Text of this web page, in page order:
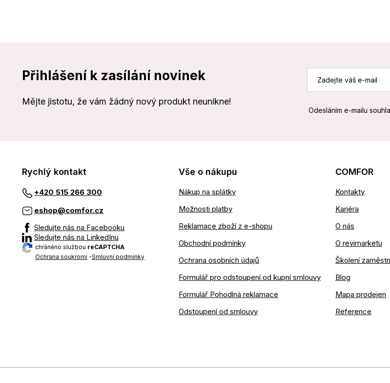
Přihlášení k zasílání novinek
Mějte jistotu, že vám žádný nový produkt neunikne!
Odesláním e-mailu
Rychlý kontakt
+420 515 266 300
eshop@comfor.cz
Sledujte nás na Facebooku
Sledujte nás na LinkedInu
chráněno službou reCAPTCHA
Ochrana soukromí -Smluvní podmínky
Vše o nákupu
Nákup na splátky
Možnosti platby
Reklamace zboží z e-shopu
Obchodní podmínky
Ochrana osobních údajů
Formulář pro odstoupení od kupní smlouvy
Formulář Pohodlná reklamace
Odstoupení od smlouvy
COMFOR
Kontakty
Kariéra
O nás
O revimarketu
Školení
Blog
Mapa prodejen
Reference